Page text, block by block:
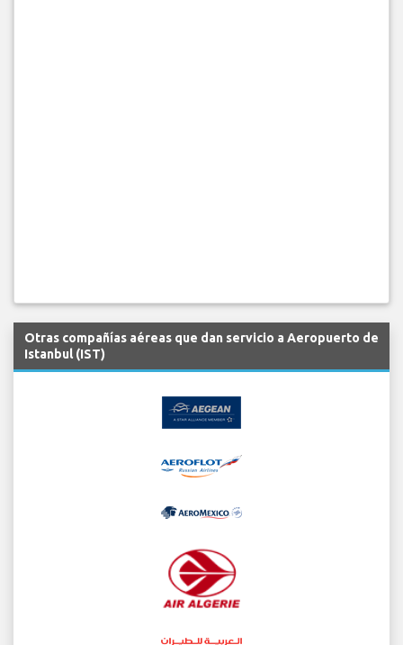
Otras compañías aéreas que dan servicio a Aeropuerto de
Istanbul (IST)